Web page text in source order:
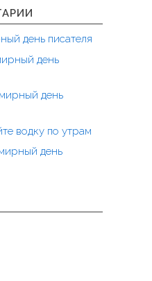
день писателя
день
день
водку по утрам
день